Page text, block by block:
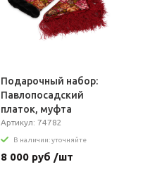
Подарочный набор:
Павлопосадский
платок, муфта
Артикул: 74782
В наличии: уточняйте
8 000 руб /шт